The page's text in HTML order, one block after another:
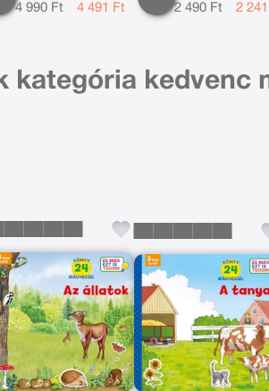
4 990 Ft 4 491 Ft 2 490 Ft 2
kategória kedvenc